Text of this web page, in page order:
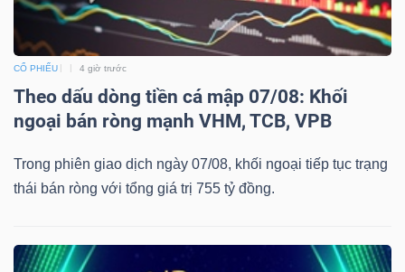
CỔ PHIẾU 4 giờ trước
Theo dấu dòng tiền cá mập 07/08: Khối
ngoại bán ròng mạnh VHM, TCB, VPB
Trong phiên giao dịch ngày 07/08, khối ngoại tiếp tục trạng
thái bán ròng với tổng giá trị 755 tỷ đồng.